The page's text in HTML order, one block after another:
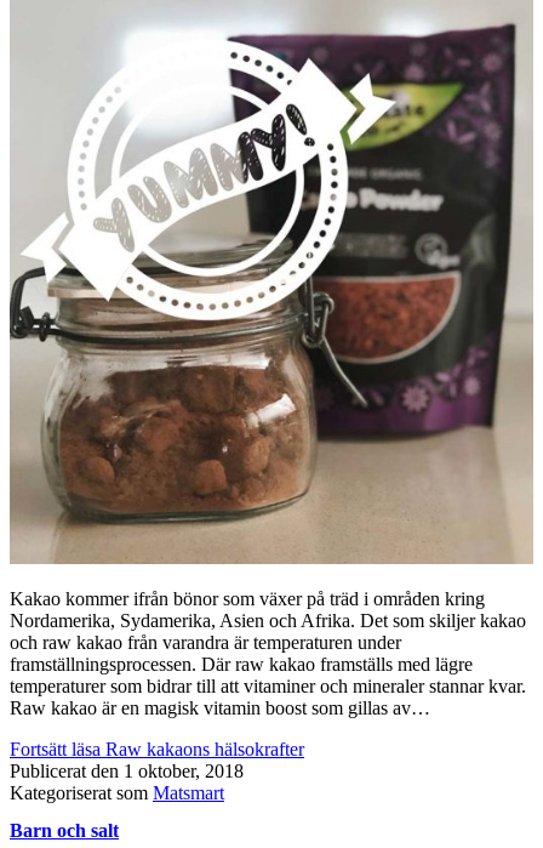
Kakao kommer ifrån bönor som växer på träd i områden kring
Nordamerika, Sydamerika, Asien och Afrika. Det som skiljer kakao
och raw kakao från varandra är temperaturen under
framställningsprocessen. Där raw kakao framställs med lägre
temperaturer som bidrar till att vitaminer och mineraler stannar kvar.
Raw kakao är en magisk vitamin boost som gillas av…
Fortsätt läsa Raw kakaons hälsokrafter
Publicerat den 1 oktober, 2018
Kategoriserat som Matsmart
Barn och salt